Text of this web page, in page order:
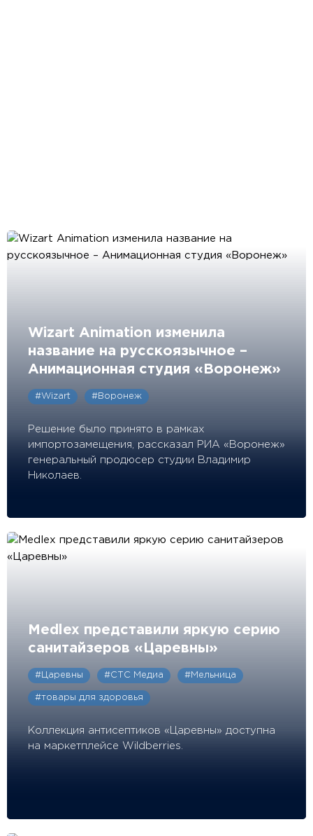
Wizart Animation изменила
название на русскоязычное –
Анимационная студия «Воронеж»
#Wizart #Воронеж
Решение было принято в рамках
импортозамещения, рассказал РИА «Воронеж»
генеральный продюсер студии Владимир
Николаев.
Medlex представили яркую серию
санитайзеров «Царевны»
#Царевны #СТС Медиа #Мельница
#товары для здоровья
Коллекция антисептиков «Царевны» доступна
на маркетплейсе Wildberries.